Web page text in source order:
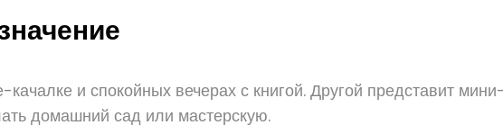
качалке и спокойных вечерах с книгой. Другой представит
домашний сад или мастерскую.